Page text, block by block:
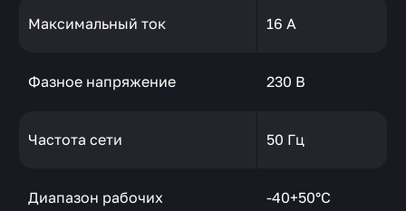
Максимальный ток 16 А
Фазное напряжение 230 В
Частота сети 50 Гц
Диапазон рабочих
-40+50°C